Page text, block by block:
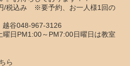
/税込み ※要予約、お一人様1回の
谷048-967-3126
日PM1:00～PM7:00日曜日は教室
ら